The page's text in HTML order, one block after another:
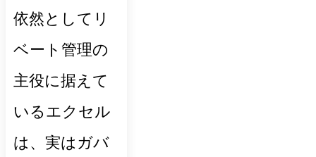
依然としてリ
ベート管理の
主役に据えて
いるエクセル
は、実はガバ